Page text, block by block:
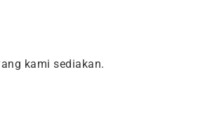
kami sediakan.